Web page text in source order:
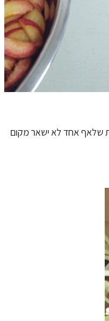
איזו עוגה מפוארת שלאף אחד לא ישאר מקום